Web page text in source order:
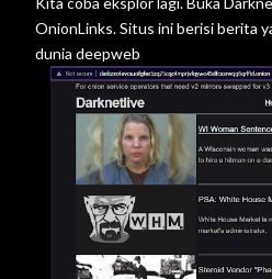
OnionLinks. Situs ini berisi berita
dunia deepweb